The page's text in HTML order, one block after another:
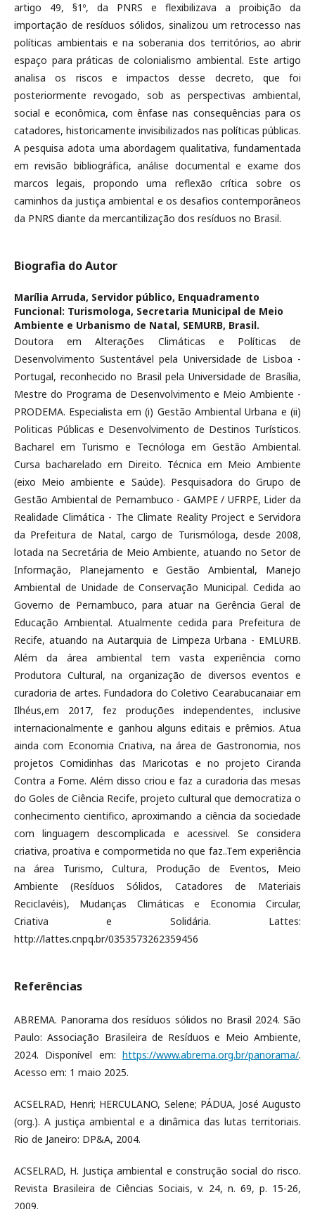
artigo 49, §1º, da PNRS e flexibilizava a proibição da
importação de resíduos sólidos, sinalizou um retrocesso nas
políticas ambientais e na soberania dos territórios, ao abrir
espaço para práticas de colonialismo ambiental. Este artigo
analisa os riscos e impactos desse decreto, que foi
posteriormente revogado, sob as perspectivas ambiental,
social e econômica, com ênfase nas consequências para os
catadores, historicamente invisibilizados nas políticas públicas.
A pesquisa adota uma abordagem qualitativa, fundamentada
em revisão bibliográfica, análise documental e exame dos
marcos legais, propondo uma reflexão crítica sobre os
caminhos da justiça ambiental e os desafios contemporâneos
da PNRS diante da mercantilização dos resíduos no Brasil.
Biografia do Autor
Marília Arruda, Servidor público, Enquadramento
Funcional: Turismologa, Secretaria Municipal de Meio
Ambiente e Urbanismo de Natal, SEMURB, Brasil.
Doutora em Alterações Climáticas e Políticas de
Desenvolvimento Sustentável pela Universidade de Lisboa -
Portugal, reconhecido no Brasil pela Universidade de Brasília,
Mestre do Programa de Desenvolvimento e Meio Ambiente -
PRODEMA. Especialista em (i) Gestão Ambiental Urbana e (ii)
Politicas Públicas e Desenvolvimento de Destinos Turísticos.
Bacharel em Turismo e Tecnóloga em Gestão Ambiental.
Cursa bacharelado em Direito. Técnica em Meio Ambiente
(eixo Meio ambiente e Saúde). Pesquisadora do Grupo de
Gestão Ambiental de Pernambuco - GAMPE / UFRPE, Lider da
Realidade Climática - The Climate Reality Project e Servidora
da Prefeitura de Natal, cargo de Turismóloga, desde 2008,
lotada na Secretária de Meio Ambiente, atuando no Setor de
Informação, Planejamento e Gestão Ambiental, Manejo
Ambiental de Unidade de Conservação Municipal. Cedida ao
Governo de Pernambuco, para atuar na Gerência Geral de
Educação Ambiental. Atualmente cedida para Prefeitura de
Recife, atuando na Autarquia de Limpeza Urbana - EMLURB.
Além da área ambiental tem vasta experiência como
Produtora Cultural, na organização de diversos eventos e
curadoria de artes. Fundadora do Coletivo Cearabucanaiar em
Ilhéus,em 2017, fez produções independentes, inclusive
internacionalmente e ganhou alguns editais e prêmios. Atua
ainda com Economia Criativa, na área de Gastronomia, nos
projetos Comidinhas das Maricotas e no projeto Ciranda
Contra a Fome. Além disso criou e faz a curadoria das mesas
do Goles de Ciência Recife, projeto cultural que democratiza o
conhecimento cientifico, aproximando a ciência da sociedade
com linguagem descomplicada e acessivel. Se considera
criativa, proativa e compormetida no que faz..Tem experiência
na área Turismo, Cultura, Produção de Eventos, Meio
Ambiente (Resíduos Sólidos, Catadores de Materiais
Reciclavéis), Mudanças Climáticas e Economia Circular,
Criativa e Solidária. Lattes:
http://lattes.cnpq.br/0353573262359456
Referências
ABREMA. Panorama dos resíduos sólidos no Brasil 2024. São
Paulo: Associação Brasileira de Resíduos e Meio Ambiente,
2024. Disponível em: https://www.abrema.org.br/panorama/.
Acesso em: 1 maio 2025.
ACSELRAD, Henri; HERCULANO, Selene; PÁDUA, José Augusto
(org.). A justiça ambiental e a dinâmica das lutas territoriais.
Rio de Janeiro: DP&A, 2004.
ACSELRAD, H. Justiça ambiental e construção social do risco.
Revista Brasileira de Ciências Sociais, v. 24, n. 69, p. 15-26,
2009.